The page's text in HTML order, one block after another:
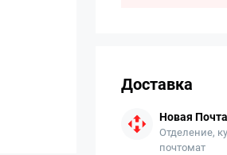
Доставка
Новая Почта
Отделение,
почтомат